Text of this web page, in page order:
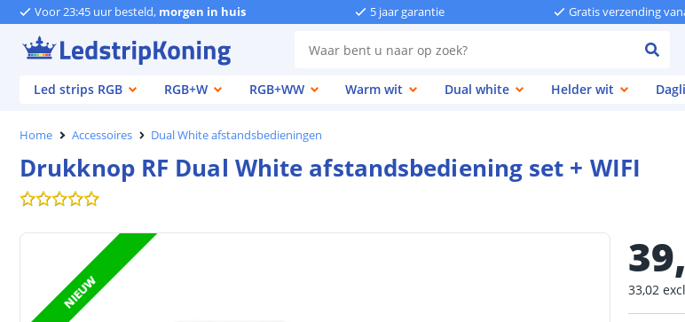
Voor 23:45 uur besteld, morgen in huis 5 jaar garantie Gratis verzending
Led strips RGB
RGB+W RGB+WW Warm wit Dual white Helder wit
Home Accessoires Dual White afstandsbedieningen
Drukknop RF Dual White afstandsbediening set + WIFI
NIEUW
39,
33,02